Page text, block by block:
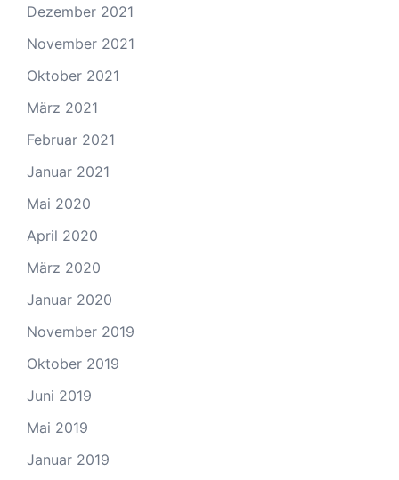
Dezember 2021
November 2021
Oktober 2021
März 2021
Februar 2021
Januar 2021
Mai 2020
April 2020
März 2020
Januar 2020
November 2019
Oktober 2019
Juni 2019
Mai 2019
Januar 2019